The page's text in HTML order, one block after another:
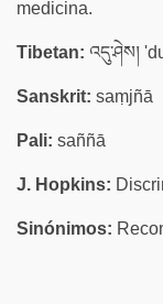
medicina.
Tibetan: འདུ་ཤེས།
Sanskrit: saṃjñā
Pali: saññā
J. Hopkins:
Sinónimos: